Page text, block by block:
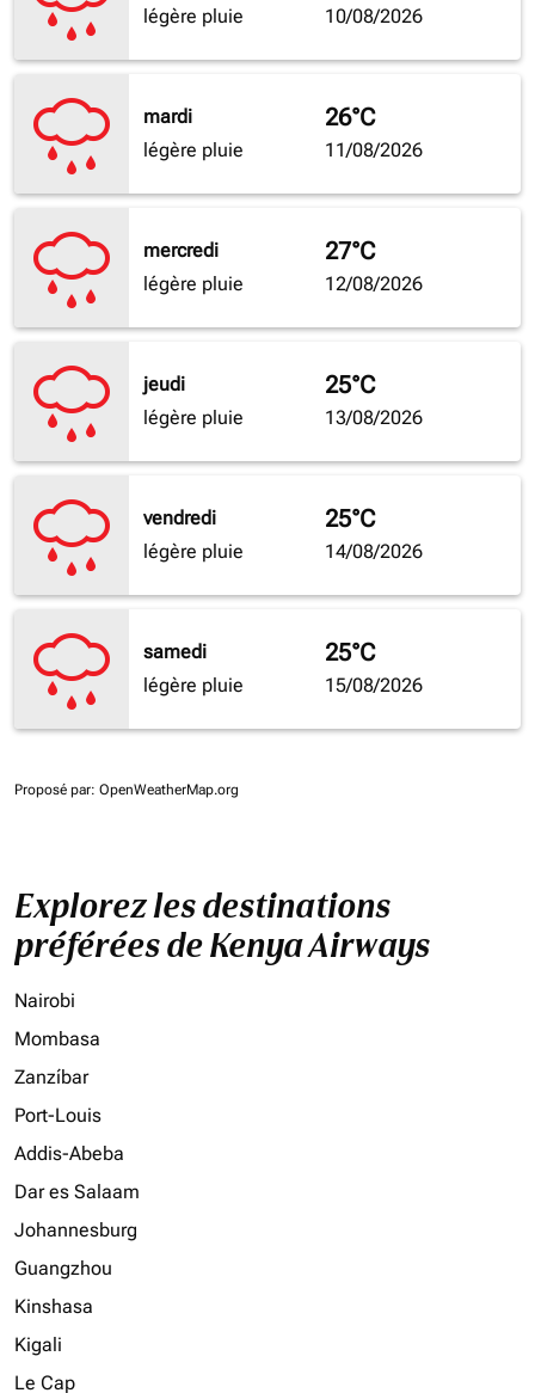
légère pluie
10/08/2026
mardi
légère pluie
26°C
11/08/2026
mercredi
légère pluie
27°C
12/08/2026
jeudi
légère pluie
25°C
13/08/2026
vendredi
légère pluie
25°C
14/08/2026
samedi
légère pluie
25°C
15/08/2026
Proposé par: OpenWeatherMap.org
Explorez les destinations
préférées de Kenya Airways
Nairobi
Mombasa
Zanzíbar
Port-Louis
Addis-Abeba
Dar es Salaam
Johannesburg
Guangzhou
Kinshasa
Kigali
Le Cap